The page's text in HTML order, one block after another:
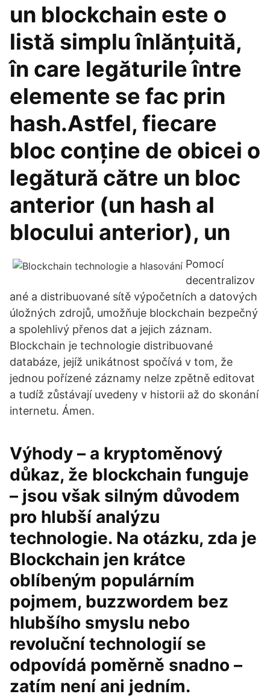
un blockchain este o
listă simplu înlănțuită,
în care legăturile între
elemente se fac prin
hash.Astfel, fiecare
bloc conține de obicei o
legătură către un bloc
anterior (un hash al
blocului anterior), un
Pomocí
decentralizov
ané a distribuované sítě výpočetních a datových
úložných zdrojů, umožňuje blockchain bezpečný
a spolehlivý přenos dat a jejich záznam.
Blockchain je technologie distribuované
databáze, jejíž unikátnost spočívá v tom, že
jednou pořízené záznamy nelze zpětně editovat
a tudíž zůstávají uvedeny v historii až do skonání
internetu. Ámen.
Výhody – a kryptoměnový
důkaz, že blockchain funguje
– jsou však silným důvodem
pro hlubší analýzu
technologie. Na otázku, zda je
Blockchain jen krátce
oblíbeným populárním
pojmem, buzzwordem bez
hlubšího smyslu nebo
revoluční technologií se
odpovídá poměrně snadno –
zatím není ani jedním.